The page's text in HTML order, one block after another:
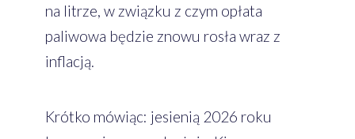
na litrze, w związku z czym opłata
paliwowa będzie znowu rosła wraz z
inflacją.
Krótko mówiąc: jesienią 2026 roku